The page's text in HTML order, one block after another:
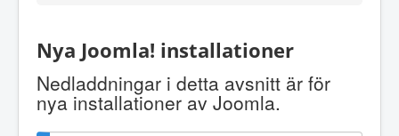
Nya Joomla! installationer
Nedladdningar i detta avsnitt är för
nya installationer av Joomla.